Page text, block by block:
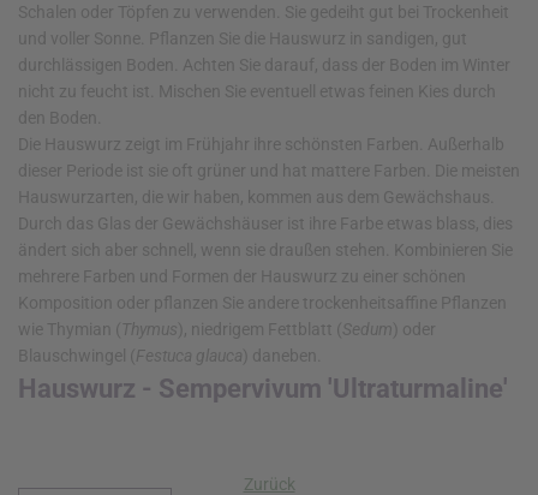
Schalen oder Töpfen zu verwenden. Sie gedeiht gut bei Trockenheit
und voller Sonne. Pflanzen Sie die Hauswurz in sandigen, gut
durchlässigen Boden. Achten Sie darauf, dass der Boden im Winter
nicht zu feucht ist. Mischen Sie eventuell etwas feinen Kies durch
den Boden.
Die Hauswurz zeigt im Frühjahr ihre schönsten Farben. Außerhalb
dieser Periode ist sie oft grüner und hat mattere Farben. Die meisten
Hauswurzarten, die wir haben, kommen aus dem Gewächshaus.
Durch das Glas der Gewächshäuser ist ihre Farbe etwas blass, dies
ändert sich aber schnell, wenn sie draußen stehen. Kombinieren Sie
mehrere Farben und Formen der Hauswurz zu einer schönen
Komposition oder pflanzen Sie andere trockenheitsaffine Pflanzen
wie Thymian ( Thymus ), niedrigem Fettblatt ( Sedum ) oder
Blauschwingel ( Festuca glauca ) daneben.
Hauswurz - Sempervivum 'Ultraturmaline'
Zurück